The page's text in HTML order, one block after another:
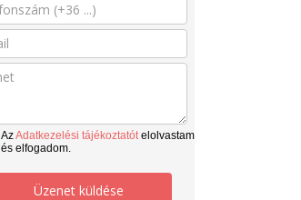
AzAdatkezelési tájékoztatótelolvastam
és elfogadom.
Üzenet küldése